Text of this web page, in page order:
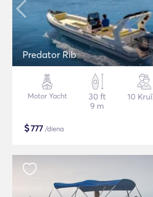
Predator Rib
Motor Yacht
30 ft
9 m
10
$777 /diena